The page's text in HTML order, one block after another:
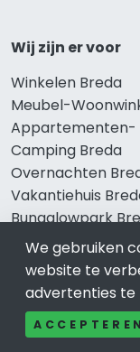
Wij zijn er voor
Winkelen Breda
Meubel-
Appartementen-
Camping Breda
Overnachten
Vakantiehuis
Bungalowpark
Thema’s
Klussenbedrijf
We gebruiken
website te
advertenties te
ACCEPTEREN